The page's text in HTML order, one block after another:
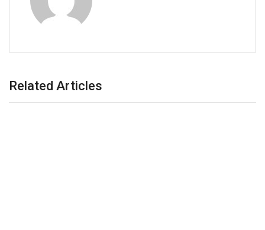
Related Articles